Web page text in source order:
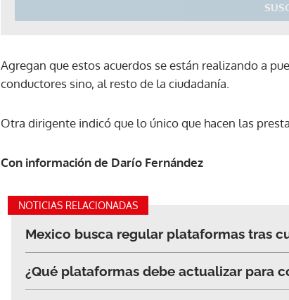
Agregan que estos acuerdos se están realizando a
conductores sino, al resto de la ciudadanía.
Otra dirigente indicó que lo único que hacen las
Con información de Darío Fernández
NOTICIAS RELACIONADAS
Mexico busca regular plataformas tras
¿Qué plataformas debe actualizar para